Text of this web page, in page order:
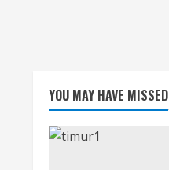
YOU MAY HAVE MISSED